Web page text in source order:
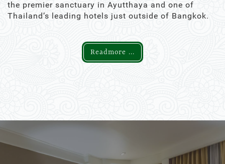
the premier sanctuary in Ayutthaya and one of
Thailand’s leading hotels just outside of Bangkok.
Readmore ...